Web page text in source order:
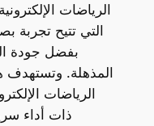
بفضل جودة
المذهلة.
الرياضات
ذات أداء